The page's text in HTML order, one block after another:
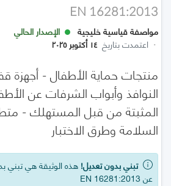
EN 16281:2013
مواصفة قياسية خليجية
الإصدار الحالي
· اعتمدت بتاريخ ١٤ أكتوبر ٢٠٢٥
منتجات حماية الأطفال - أجهزة
النوافذ وأبواب الشرفات عن
المثبتة من قبل المستهلك -
السلامة وطرق الاختبار
تبني بدون تعديل! هذه الوثيقة هي تبني
عن EN 16281:2013